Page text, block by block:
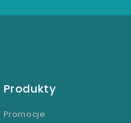
Produkty
Promocje